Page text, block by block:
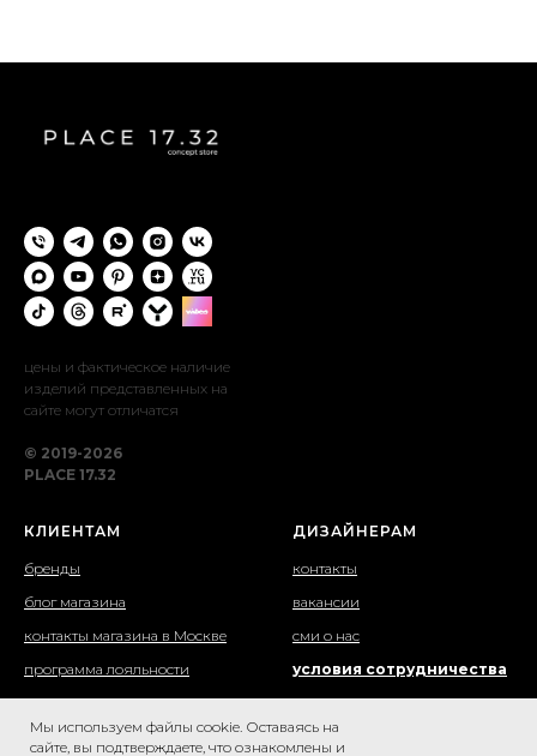
цены и фактическое наличие
изделий представленных на
сайте могут отличатся
© 2019-2026
PLACE 17.32
КЛИЕНТАМ
бренды
блог магазина
контакты магазина в Москве
программа лояльности
доставка и самовывоз
возврат товаров
ДИЗАЙНЕРАМ
контакты
вакансии
сми о нас
условия сотрудничества
написать нам
вход для партнеров
Мы используем файлы cookie. Оставаясь на
сайте, вы подтверждаете, что ознакомлены и